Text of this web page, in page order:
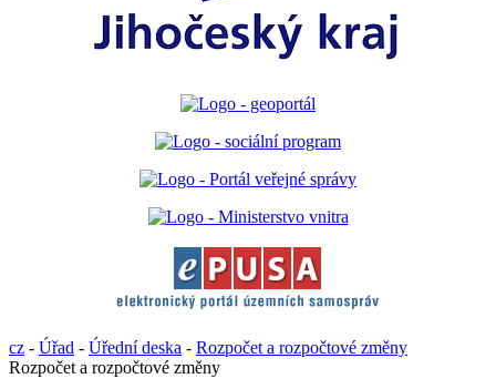
cz - Úřad - Úřední deska - Rozpočet a rozpočtové změny
Rozpočet a rozpočtové změny